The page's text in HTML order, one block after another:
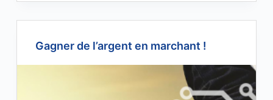
Gagner de l’argent en marchant !